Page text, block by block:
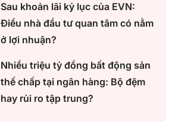
Sau khoản lãi kỷ lục của EVN:
Điều nhà đầu tư quan tâm có nằm
ở lợi nhuận?
Nhiều triệu tỷ đồng bất động sản
thế chấp tại ngân hàng: Bộ đệm
hay rủi ro tập trung?